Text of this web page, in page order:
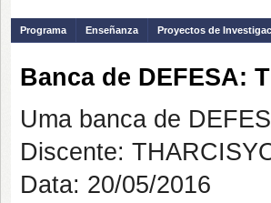
Programa Enseñanza Proyectos de
Banca de DEFESA:
Uma banca de
Discente:
Data: 20/05/2016